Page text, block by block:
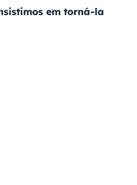
em torná-la